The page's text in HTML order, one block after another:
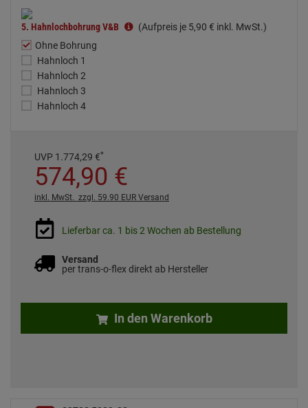
5. Hahnlochbohrung V&B (Aufpreis je 5,90 € inkl. MwSt.)
Ohne Bohrung
Hahnloch 1
Hahnloch 2
Hahnloch 3
Hahnloch 4
UVP 1.774,29 €*
574,90 €
inkl. MwSt. zzgl. 59.90 EUR Versand
Lieferbar ca. 1 bis 2 Wochen ab Bestellung
Versand
per trans-o-flex direkt ab Hersteller
In den Warenkorb